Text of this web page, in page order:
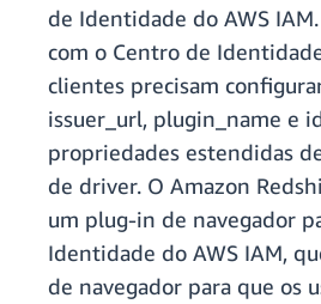
de Identidade do AWS
com o Centro de
clientes precisam
issuer_url, plugin_name e
propriedades estendidas
de driver. O Amazon
um plug-in de navegador
Identidade do AWS IAM,
de navegador para que os